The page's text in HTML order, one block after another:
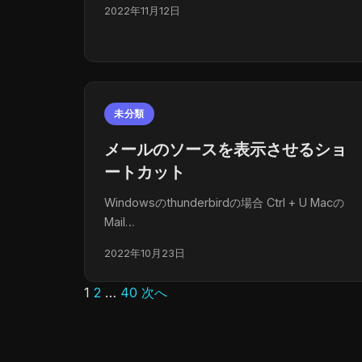
2022年11月12日
未分類
メールのソースを表示させるショ
ートカット
Windowsのthunderbirdの場合 Ctrl + U Macの
Mail…
2022年10月23日
投
1 2 … 40 次へ